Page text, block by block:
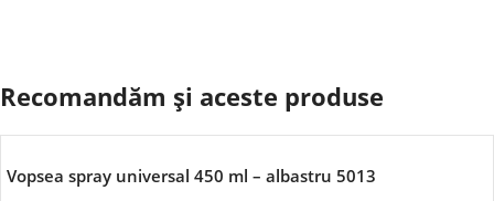
Recomandăm și aceste produse
Vopsea spray universal 450 ml – albastru 5013